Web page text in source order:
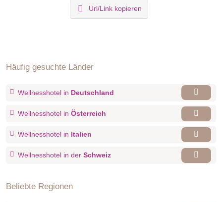
Url/Link kopieren
Häufig gesuchte Länder
Wellnesshotel in Deutschland
Wellnesshotel in Österreich
Wellnesshotel in Italien
Wellnesshotel in der Schweiz
Beliebte Regionen